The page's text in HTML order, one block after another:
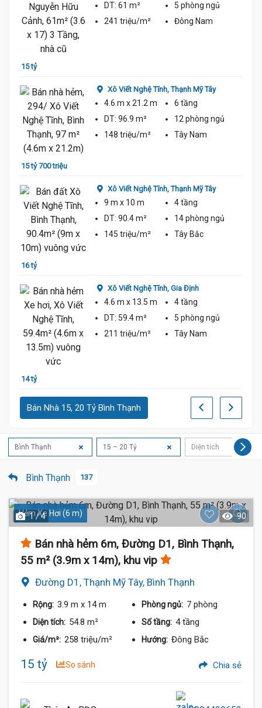
15 tỷ
DT: 61 m² 5 phòng ngủ
241 triệu/m²
Đông Nam
15 tỷ 700 triệu
Xô Viết Nghệ Tĩnh,Thạnh Mỹ Tây
4.6 m x 21.2 m
6 tầng
DT: 96.9 m² 12 phòng ngủ
148 triệu/m²
Tây Nam
16 tỷ
Xô Viết Nghệ Tĩnh,Thạnh Mỹ Tây
9 m x 10 m
4 tầng
DT: 90.4 m² 14 phòng ngủ
145 triệu/m²
Tây Bắc
14 tỷ
Xô Viết Nghệ Tĩnh, Gia Định
4.6 m x 13.5 m
4 tầng
DT: 59.4 m² 5 phòng ngủ
211 triệu/m²
Tây Nam
Bán Nhà 15, 20 Tỷ Bình Thạnh
Bình Thạnh 15 – 20 Tỷ Diện tích
Bình Thạnh 137
Hẻm Xe Hơi (6 m)
1 / 4 90
Bán nhà hẻm 6m, Đường D1, Bình Thạnh,
55 m² (3.9m x 14m), khu vip
Đường D1, Thạnh Mỹ Tây, Bình Thạnh
Rộng: 3.9 m x 14 m Phòng ngủ: 7 phòng
Diện tích: 54.8 m² Số tầng: 4 tầng
Giá/m²: 258 triệu/m² Hướng: Đông Bắc
15 tỷ So sánh Chia sẻ